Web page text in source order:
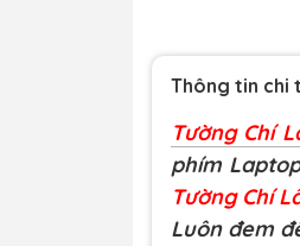
Thông tin chi
Tường Chí
phím
Tường Chí
Luôn đem